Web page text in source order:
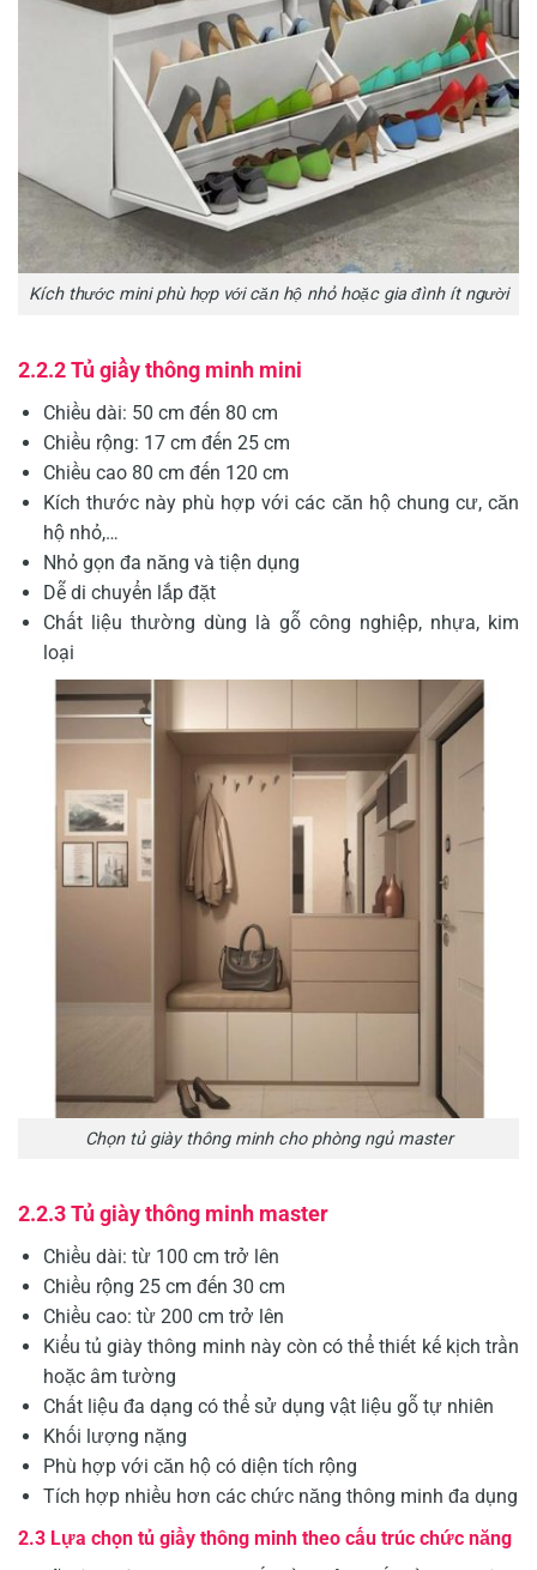
Kích thước mini phù hợp với căn hộ nhỏ hoặc gia đình ít người
2.2.2 Tủ giầy thông minh mini
Chiều dài: 50 cm đến 80 cm
Chiều rộng: 17 cm đến 25 cm
Chiều cao 80 cm đến 120 cm
Kích thước này phù hợp với các căn hộ chung cư, căn
hộ nhỏ,…
Nhỏ gọn đa năng và tiện dụng
Dễ di chuyển lắp đặt
Chất liệu thường dùng là gỗ công nghiệp, nhựa, kim
loại
Chọn tủ giày thông minh cho phòng ngủ master
2.2.3 Tủ giày thông minh master
Chiều dài: từ 100 cm trở lên
Chiều rộng 25 cm đến 30 cm
Chiều cao: từ 200 cm trở lên
Kiểu tủ giày thông minh này còn có thể thiết kế kịch trần
hoặc âm tường
Chất liệu đa dạng có thể sử dụng vật liệu gỗ tự nhiên
Khối lượng nặng
Phù hợp với căn hộ có diện tích rộng
Tích hợp nhiều hơn các chức năng thông minh đa dụng
2.3 Lựa chọn tủ giầy thông minh theo cấu trúc chức năng